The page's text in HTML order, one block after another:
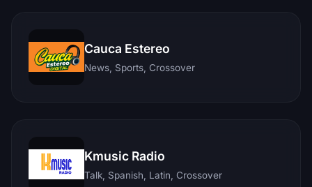
Cauca Estereo
News, Sports, Crossover
Kmusic Radio
Talk, Spanish, Latin, Crossover